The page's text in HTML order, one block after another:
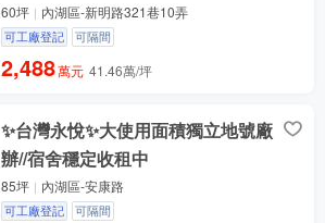
60坪 內湖區-新明路321巷10弄
可工廠登記 可隔間
2,488萬元 41.46萬/坪
✨台灣永悅✨大使用面積獨立地號廠
辦//宿舍穩定收租中
85坪 內湖區-安康路
可工廠登記 可隔間